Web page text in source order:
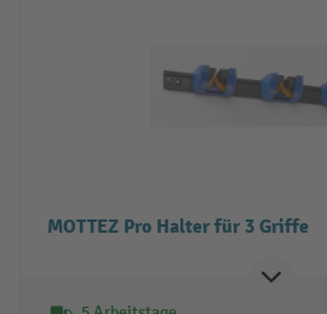
MOTTEZ Pro Halter für 3 Griffe